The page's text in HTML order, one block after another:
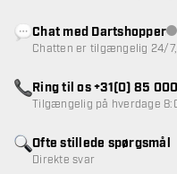
Ofte stillede spørgsmål
Direkte svar
Chat med Dartshopper
Chatten er tilgængelig 24/
Ring til os +31(0) 85
Tilgængelig på hverdage